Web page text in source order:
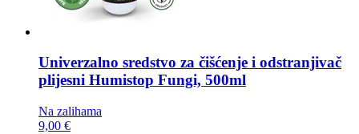
Univerzalno sredstvo za čišćenje i odstranjivač
plijesni Humistop Fungi, 500ml
Na zalihama
9,00 €